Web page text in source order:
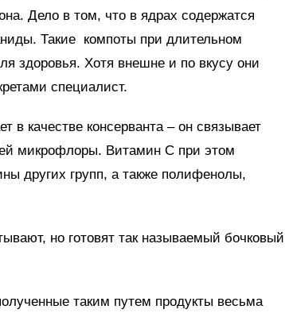
Дело в том, что в ядрах содержатся
Такие компоты при длительном
здоровья. Хотя внешне и по вкусу они
специалист.
в качестве консерванта – он связывает
микрофлоры. Витамин С при этом
других групп, а также полифенолы,
но готовят так называемый бочковый
таким путем продукты весьма